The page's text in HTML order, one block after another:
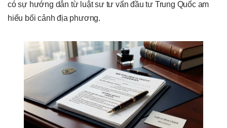
có sự hướng dẫn từ luật sư tư vấn đầu tư Trung Quốc am
hiểu bối cảnh địa phương.